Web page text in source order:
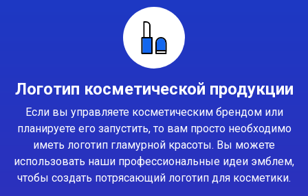
Логотип косметической продукции
Если вы управляете косметическим брендом или
планируете его запустить, то вам просто необходимо
иметь логотип гламурной красоты. Вы можете
использовать наши профессиональные идеи эмблем,
чтобы создать потрясающий логотип для косметики.